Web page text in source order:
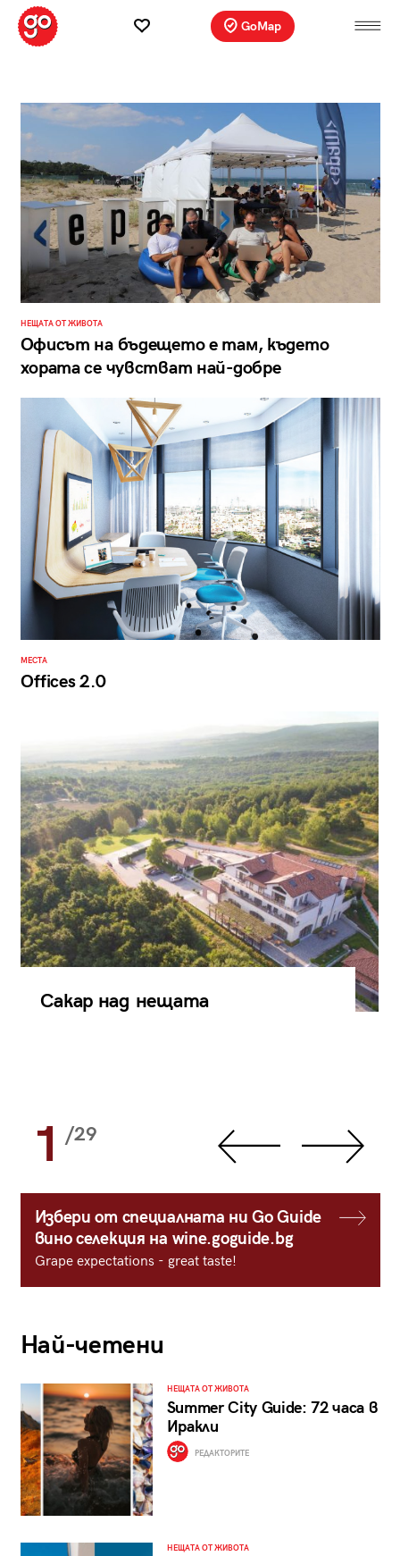
GoMap
НЕЩАТА ОТ ЖИВОТА
Офисът на бъдещето е там, където
хората се чувстват най-добре
МЕСТА
Offices 2.0
Сакар над нещата
1 /29
Избери от специалната ни Go Guide
вино селекция на wine.goguide.bg
Grape expectations - great taste!
Най-четени
НЕЩАТА ОТ ЖИВОТА
Summer City Guide: 72 часа в
Иракли
РЕДАКТОРИТЕ
НЕЩАТА ОТ ЖИВОТА